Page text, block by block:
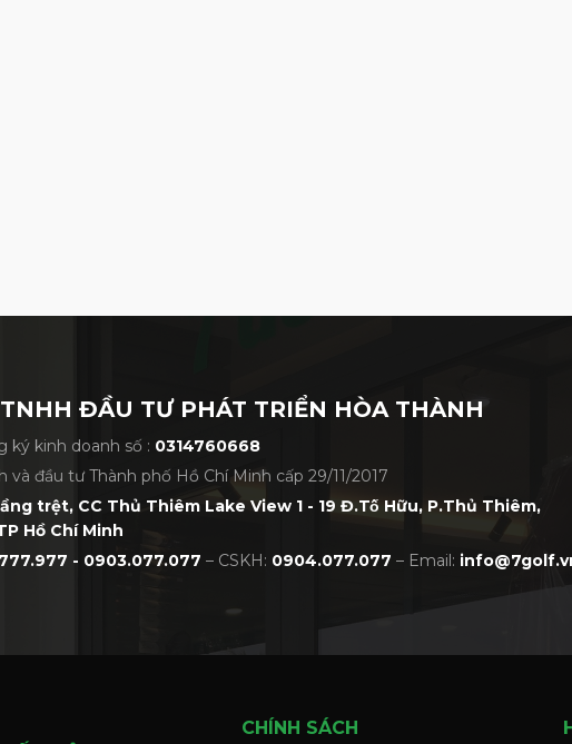
ĐẦU TƯ PHÁT TRIỂN HÒA THÀNH
ký kinh doanh số : 0314760668
và đầu tư Thành phố Hồ Chí Minh cấp 29/11/2017
trệt, CC Thủ Thiêm Lake View 1 - 19 Đ.Tố Hữu, P.Thủ Thiêm,
Hồ Chí Minh
- 0903.077.077 – CSKH: 0904.077.077 – Email:
CHÍNH SÁCH